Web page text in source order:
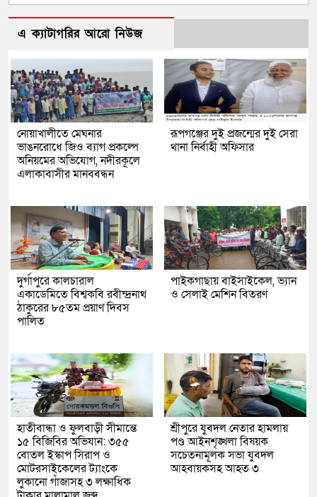
এ ক্যাটাগরির আরো নিউজ
নোয়াখালীতে মেঘনার
ভাঙনরোধে জিও ব্যাগ প্রকল্পে
অনিয়মের অভিযোগ, নদীরকূলে
এলাকাবাসীর মানববন্ধন
রূপগঞ্জের দুই প্রজন্মের দুই সেরা
থানা নির্বাহী অফিসার
দুর্গাপুরে কালচারাল
একাডেমিতে বিশ্বকবি রবীন্দ্রনাথ
ঠাকুরের ৮৫তম প্রয়াণ দিবস
পালিত
পাইকগাছায় বাইসাইকেল, ভ্যান
ও সেলাই মেশিন বিতরণ
হাতীবান্ধা ও ফুলবাড়ী সীমান্তে
১৫ বিজিবির অভিযান: ৩৫৫
বোতল ইস্কাপ সিরাপ ও
মোটরসাইকেলের ট্যাংকে
লুকানো গাঁজাসহ ৩ লক্ষাধিক
শ্রীপুরে যুবদল নেতার হামলায়
পণ্ড আইনশৃঙ্খলা বিষয়ক
সচেতনামূলক সভা যুবদল
আহবায়কসহ আহত ৩